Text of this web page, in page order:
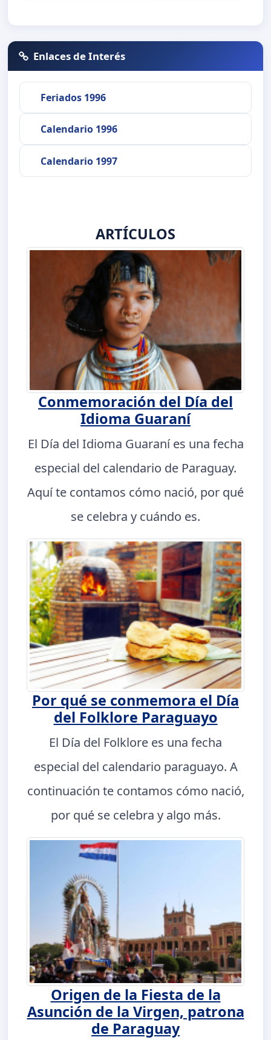
Enlaces de Interés
Feriados 1996
Calendario 1996
Calendario 1997
ARTÍCULOS
Conmemoración del Día del
Idioma Guaraní
El Día del Idioma Guaraní es una fecha
especial del calendario de Paraguay.
Aquí te contamos cómo nació, por qué
se celebra y cuándo es.
Por qué se conmemora el Día
del Folklore Paraguayo
El Día del Folklore es una fecha
especial del calendario paraguayo. A
continuación te contamos cómo nació,
por qué se celebra y algo más.
Origen de la Fiesta de la
Asunción de la Virgen, patrona
de Paraguay